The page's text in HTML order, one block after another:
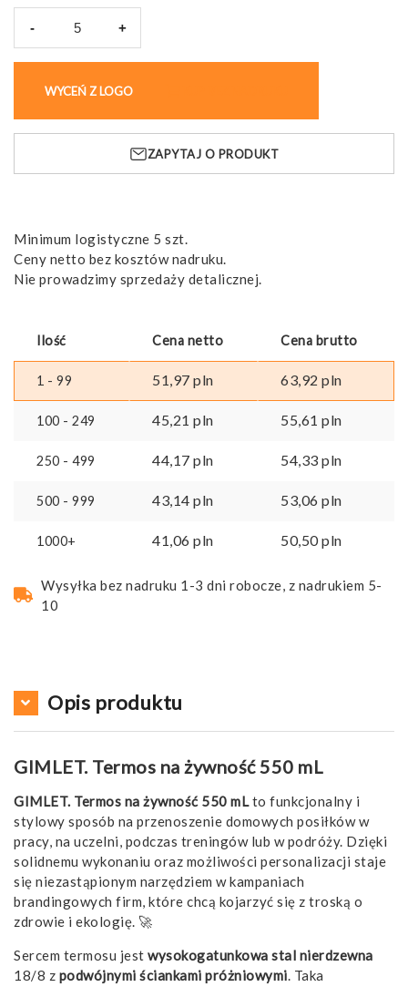
-
Gimlet,
stalowy
z
+
WYCEŃ Z LOGO
ZAPYTAJ O PRODUKT
Minimum logistyczne 5 szt.
Ceny netto bez kosztów nadruku.
Nie prowadzimy sprzedaży detalicznej.
Ilość Cena netto Cena brutto
1 - 99 51,97 pln 63,92 pln
100 - 249 45,21 pln 55,61 pln
250 - 499 44,17 pln 54,33 pln
500 - 999 43,14 pln 53,06 pln
1000+ 41,06 pln 50,50pln
Wysyłka bez nadruku 1-3 dni robocze, z nadrukiem 5-
10
Opis produktu
GIMLET. Termos na żywność 550 mL
GIMLET. Termos na żywność 550 mLto funkcjonalny i
stylowy sposób na przenoszenie domowych posiłków w
pracy, na uczelni, podczas treningów lub w podróży. Dzięki
solidnemu wykonaniu oraz możliwości personalizacji staje
się niezastąpionym narzędziem w kampaniach
brandingowych firm, które chcą kojarzyć się z troską o
zdrowie i ekologię. 🚀
Sercem termosu jest wysokogatunkowa stal nierdzewna
18/8 z podwójnymi ściankami próżniowymi. Taka